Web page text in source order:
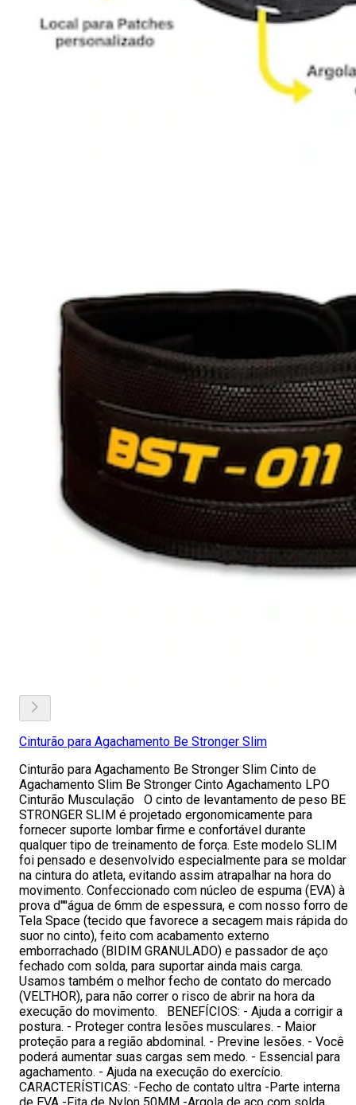
Cinturão para Agachamento Be Stronger Slim
Cinturão para Agachamento Be Stronger Slim Cinto de
Agachamento Slim Be Stronger Cinto Agachamento LPO
Cinturão Musculação O cinto de levantamento de peso BE
STRONGER SLIM é projetado ergonomicamente para
fornecer suporte lombar firme e confortável durante
qualquer tipo de treinamento de força. Este modelo SLIM
foi pensado e desenvolvido especialmente para se moldar
na cintura do atleta, evitando assim atrapalhar na hora do
movimento. Confeccionado com núcleo de espuma (EVA) à
prova d''''água de 6mm de espessura, e com nosso forro de
Tela Space (tecido que favorece a secagem mais rápida do
suor no cinto), feito com acabamento externo
emborrachado (BIDIM GRANULADO) e passador de aço
fechado com solda, para suportar ainda mais carga.
Usamos também o melhor fecho de contato do mercado
(VELTHOR), para não correr o risco de abrir na hora da
execução do movimento. BENEFÍCIOS: - Ajuda a corrigir a
postura. - Proteger contra lesões musculares. - Maior
proteção para a região abdominal. - Previne lesões. - Você
poderá aumentar suas cargas sem medo. - Essencial para
agachamento. - Ajuda na execução do exercício.
CARACTERÍSTICAS: -Fecho de contato ultra -Parte interna